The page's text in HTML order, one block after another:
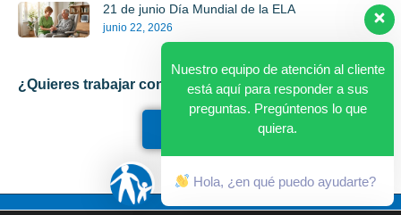
21 de junio Día Mundial de la ELA
junio 22, 2026
¿Quieres trabajar con nosotros?
Nuestro equipo de atención al cliente
está aquí para responder a sus
preguntas. Pregúntenos lo que
quiera.
Hola, ¿en qué puedo ayudarte?